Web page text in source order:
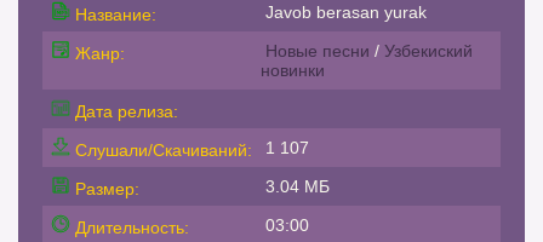
Название: Javob berasan yurak
Жанр: Новые песни / Узбекиский
новинки
Дата релиза:
Слушали/Скачиваний:
1 107
Размер: 3.04 МБ
Длительность: 03:00